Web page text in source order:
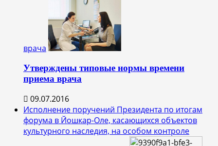
врача
Утверждены типовые нормы времени
приема врача
09.07.2016
Исполнение поручений Президента по итогам
форума в Йошкар-Оле, касающихся объектов
культурного наследия, на особом контроле